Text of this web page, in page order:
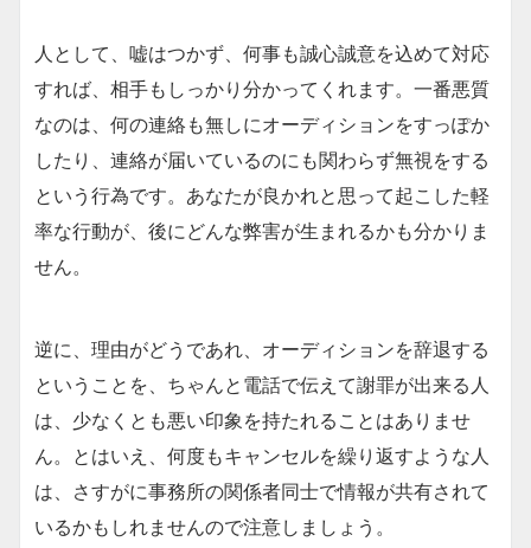
人として、嘘はつかず、何事も誠心誠意を込めて対応
すれば、相手もしっかり分かってくれます。一番悪質
なのは、何の連絡も無しにオーディションをすっぽか
したり、連絡が届いているのにも関わらず無視をする
という行為です。あなたが良かれと思って起こした軽
率な行動が、後にどんな弊害が生まれるかも分かりま
せん。
逆に、理由がどうであれ、オーディションを辞退する
ということを、ちゃんと電話で伝えて謝罪が出来る人
は、少なくとも悪い印象を持たれることはありませ
ん。とはいえ、何度もキャンセルを繰り返すような人
は、さすがに事務所の関係者同士で情報が共有されて
いるかもしれませんので注意しましょう。